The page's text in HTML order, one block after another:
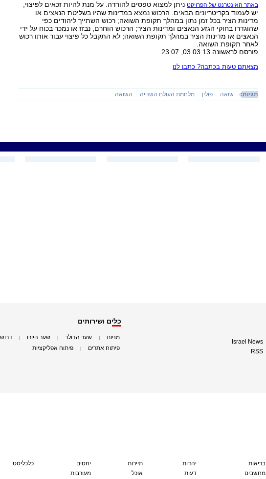
באתר האינטרנט של הפרויקט ניתן למצוא טפסים להורדה. על מנת להיות זכאים לפיצוי,
יש לעמוד בקריטריונים הבאים: הרכוש נמצא במדינות שהיו בשליטת הנאצים או
מדינות הציר בכל זמן נתון במהלך תקופת השואה; רכוש השתייך ליהודים כפי
שהוגדרו בחוקי הגזע הנאצים ומדינות הציר; הרכוש הוחרם, נבזז או נמכר בכוח על ידי
הנאצים או מדינות הציר במהלך תקופת השואה; לא התקבל כל פיצוי עבור אותו רכוש
לאחר תקופת השואה.
פורסם לראשונה 03.03.13, 23:07
מצאתם טעות בכתבה? כתבו לנו
תגיות: שואה פולין מלחמת העולם השנייה השואה
Israel News
RSS
כלים ושירותים
מניות שער הדולר שער היורו
פיתוח אתרים פיתוח אפליקציות
בריאות
מחשבים
יהדות
דעות
תיירות
אוכל
יחסים
מעורבות
כלכליסט